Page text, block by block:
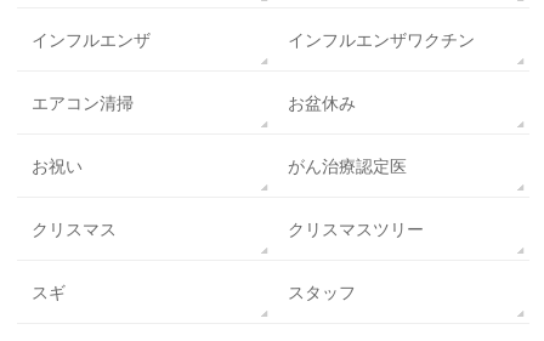
インフルエンザ インフルエンザワクチン
エアコン清掃 お盆休み
お祝い がん治療認定医
クリスマス クリスマスツリー
スギ スタッフ